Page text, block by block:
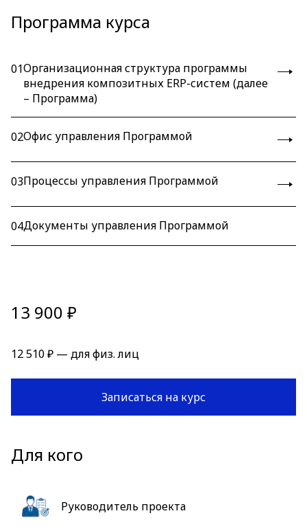
Программа курса
01Организационная структура программы
внедрения композитных ERP-систем (далее
– Программа)
02Офис управления Программой
03Процессы управления Программой
04Документы управления Программой
13 900 ₽
12 510 ₽ — для физ. лиц
Записаться на курс
Для кого
Руководитель проекта